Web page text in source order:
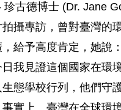
古德博士 (Dr. Jane
攝專訪，曾對臺灣的
給予高度肯定，她說
我見證這個國家在環
態學校行列，他們守
實上，臺灣在全球環